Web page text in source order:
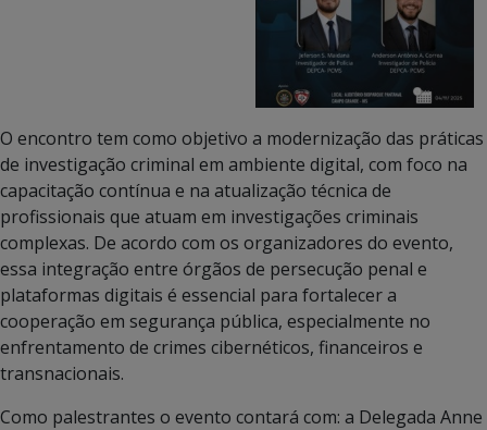
O encontro tem como objetivo a modernização das práticas
de investigação criminal em ambiente digital, com foco na
capacitação contínua e na atualização técnica de
profissionais que atuam em investigações criminais
complexas. De acordo com os organizadores do evento,
essa integração entre órgãos de persecução penal e
plataformas digitais é essencial para fortalecer a
cooperação em segurança pública, especialmente no
enfrentamento de crimes cibernéticos, financeiros e
transnacionais.
Como palestrantes o evento contará com: a Delegada Anne